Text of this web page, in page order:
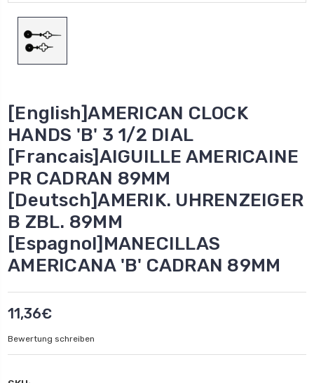
[English]AMERICAN CLOCK
HANDS 'B' 3 1/2 DIAL
[Francais]AIGUILLE AMERICAINE
PR CADRAN 89MM
[Deutsch]AMERIK. UHRENZEIGER
B ZBL. 89MM
[Espagnol]MANECILLAS
AMERICANA 'B' CADRAN 89MM
11,36€
Bewertung schreiben